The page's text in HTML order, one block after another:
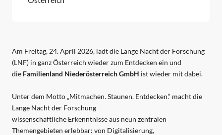
Am Freitag, 24. April 2026, lädt die Lange Nacht der Forschung
(LNF) in ganz Österreich wieder zum Entdecken ein und
die Familienland Niederösterreich GmbH ist wieder mit dabei.
Unter dem Motto „Mitmachen. Staunen. Entdecken.“ macht die
Lange Nacht der Forschung
wissenschaftliche Erkenntnisse aus neun zentralen
Themengebieten erlebbar: von Digitalisierung,